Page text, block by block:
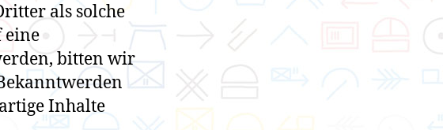
als solche
eine
bitten wir
Inhalte